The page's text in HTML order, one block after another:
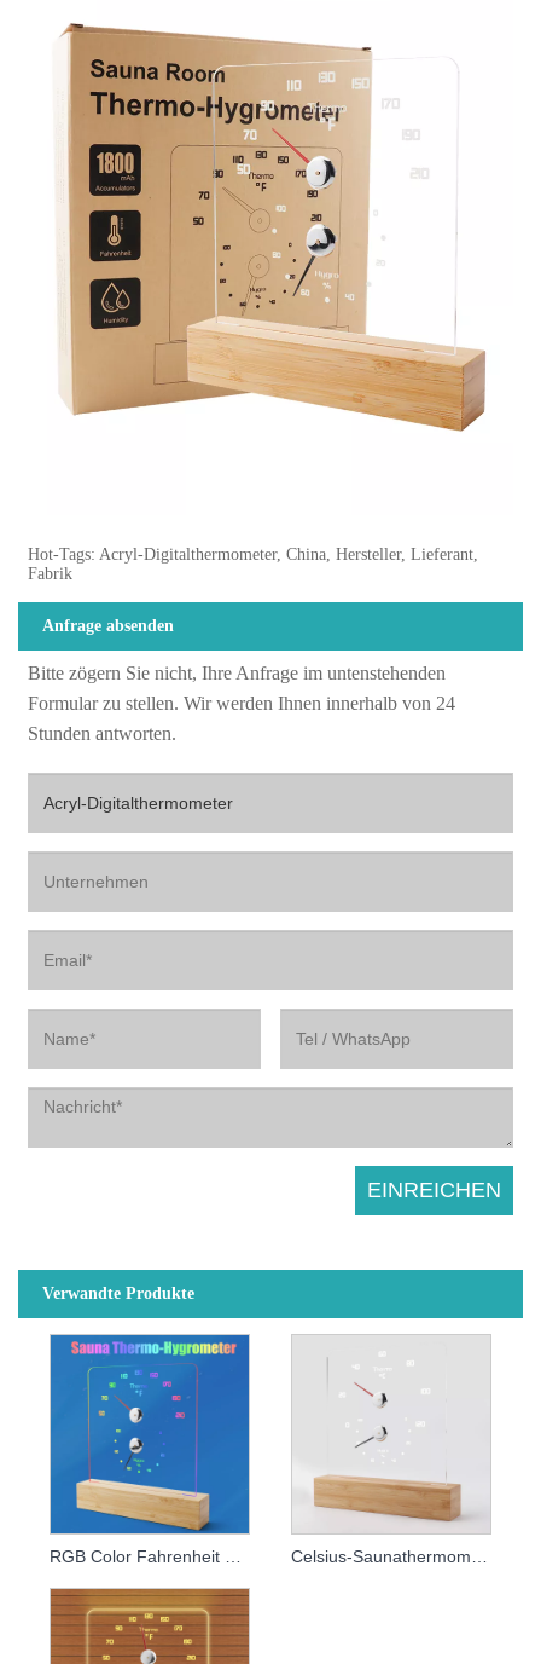
Hot-Tags: Acryl-Digitalthermometer, China, Hersteller, Lieferant,
Fabrik
Anfrage absenden
Bitte zögern Sie nicht, Ihre Anfrage im untenstehenden
Formular zu stellen. Wir werden Ihnen innerhalb von 24
Stunden antworten.
Verwandte Produkte